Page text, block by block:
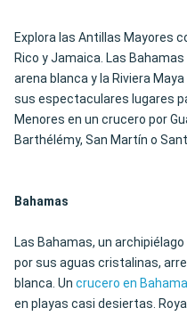
Explora las Antillas Mayores
Rico y Jamaica. Las
arena blanca y la Riviera
sus espectaculares lugares
Menores en un crucero por
Barthélémy, San Martín o
Bahamas
Las Bahamas, un
por sus aguas cristalinas,
blanca. Un crucero en
en playas casi desiertas.